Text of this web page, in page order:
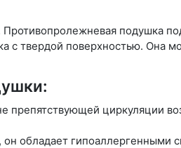
подушка
с твердой поверхностью. Она
препятствующей циркуляции
обладает гипоаллергенными